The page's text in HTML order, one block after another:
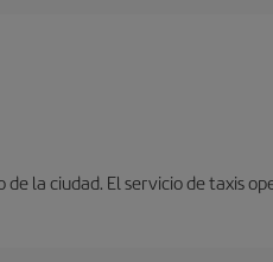
la ciudad. El servicio de taxis